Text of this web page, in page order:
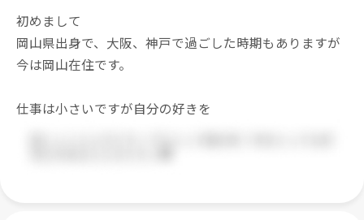
初めまして
岡山県出身で、大阪、神戸で過ごした時期もありますが
今は岡山在住です。
仕事は小さいですが自分の好きを